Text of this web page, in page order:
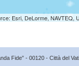
Esri, DeLorme, NAVTEQ,
Fide” - 00120 - Città del